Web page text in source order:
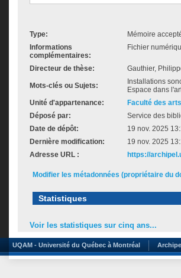
Type:
Mémoire
Informations
complémentaires:
Fichier
Directeur de thèse: Gauthier,
Mots-clés ou Sujets:
Installations
Espace dans
Unité d'appartenance:
Faculté des
Déposé par:
Service des
Date de dépôt:
19 nov. 2025
Dernière modification:
19 nov. 2025
Adresse URL :
https://
Modifier les métadonnées (propriétaire du
Statistiques
Voir les statistiques sur cinq ans...
UQAM - Université du Québec à Montréal